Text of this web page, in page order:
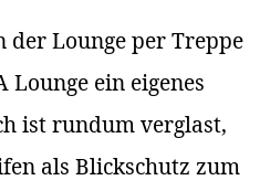
Lounge per Treppe
ein eigenes
ist rundum verglast,
als Blickschutz zum